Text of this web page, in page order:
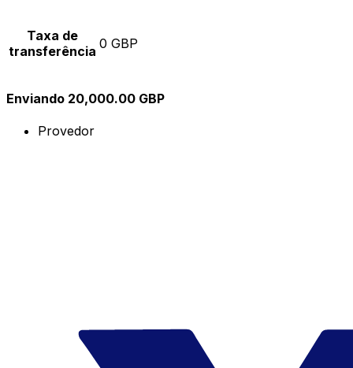
Taxa de
transferência 0 GBP
Enviando 20,000.00 GBP
Provedor